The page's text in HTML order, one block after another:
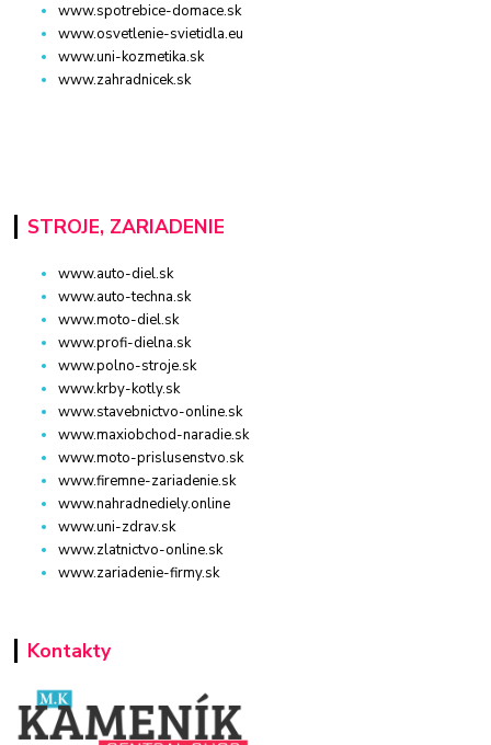
www.spotrebice-domace.sk
www.osvetlenie-svietidla.eu
www.uni-kozmetika.sk
www.zahradnicek.sk
STROJE, ZARIADENIE
www.auto-diel.sk
www.auto-techna.sk
www.moto-diel.sk
www.profi-dielna.sk
www.polno-stroje.sk
www.krby-kotly.sk
www.stavebnictvo-online.sk
www.maxiobchod-naradie.sk
www.moto-prislusenstvo.sk
www.firemne-zariadenie.sk
www.nahradnediely.online
www.uni-zdrav.sk
www.zlatnictvo-online.sk
www.zariadenie-firmy.sk
Kontakty